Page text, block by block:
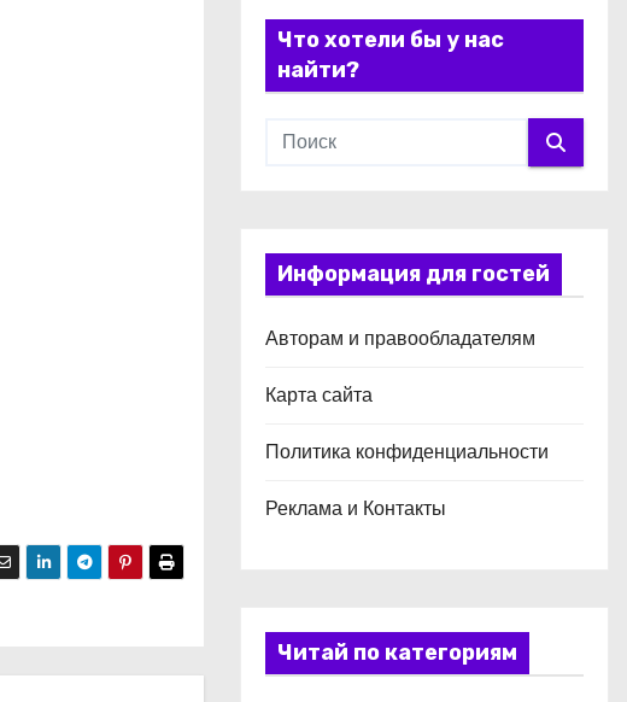
Что хотели бы у нас
найти?
Информация для гостей
Авторам и правообладателям
Карта сайта
Политика конфиденциальности
Реклама и Контакты
Читай по категориям